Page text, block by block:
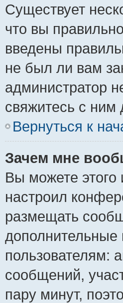
Существует
что вы
введены
не был ли вам
администратор
свяжитесь с ним
Вернуться к
Зачем мне
Вы можете этого
настроил
размещать
пользователям:
сообщений,
пару минут,